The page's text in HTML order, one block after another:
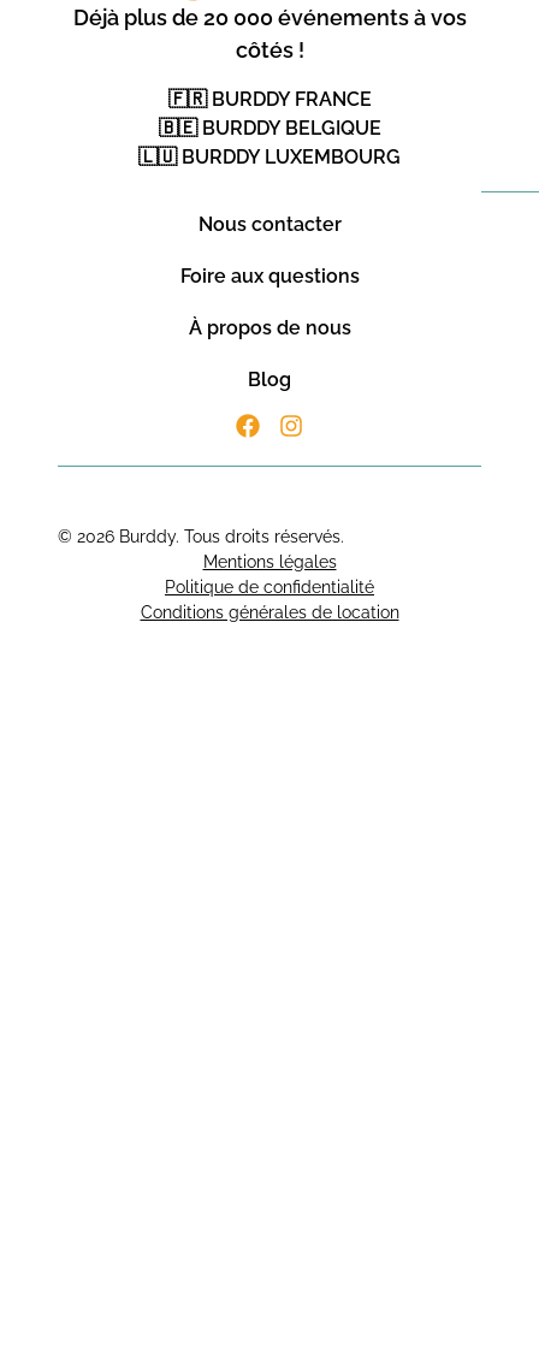
Déjà plus de 20 000 événements à vos
côtés !
🇫🇷 BURDDY FRANCE
🇧🇪 BURDDY BELGIQUE
🇱🇺 BURDDY LUXEMBOURG
Nous contacter
Foire aux questions
À propos de nous
Blog
© 2026 Burddy. Tous droits réservés.
Mentions légales
Politique de confidentialité
Conditions générales de location